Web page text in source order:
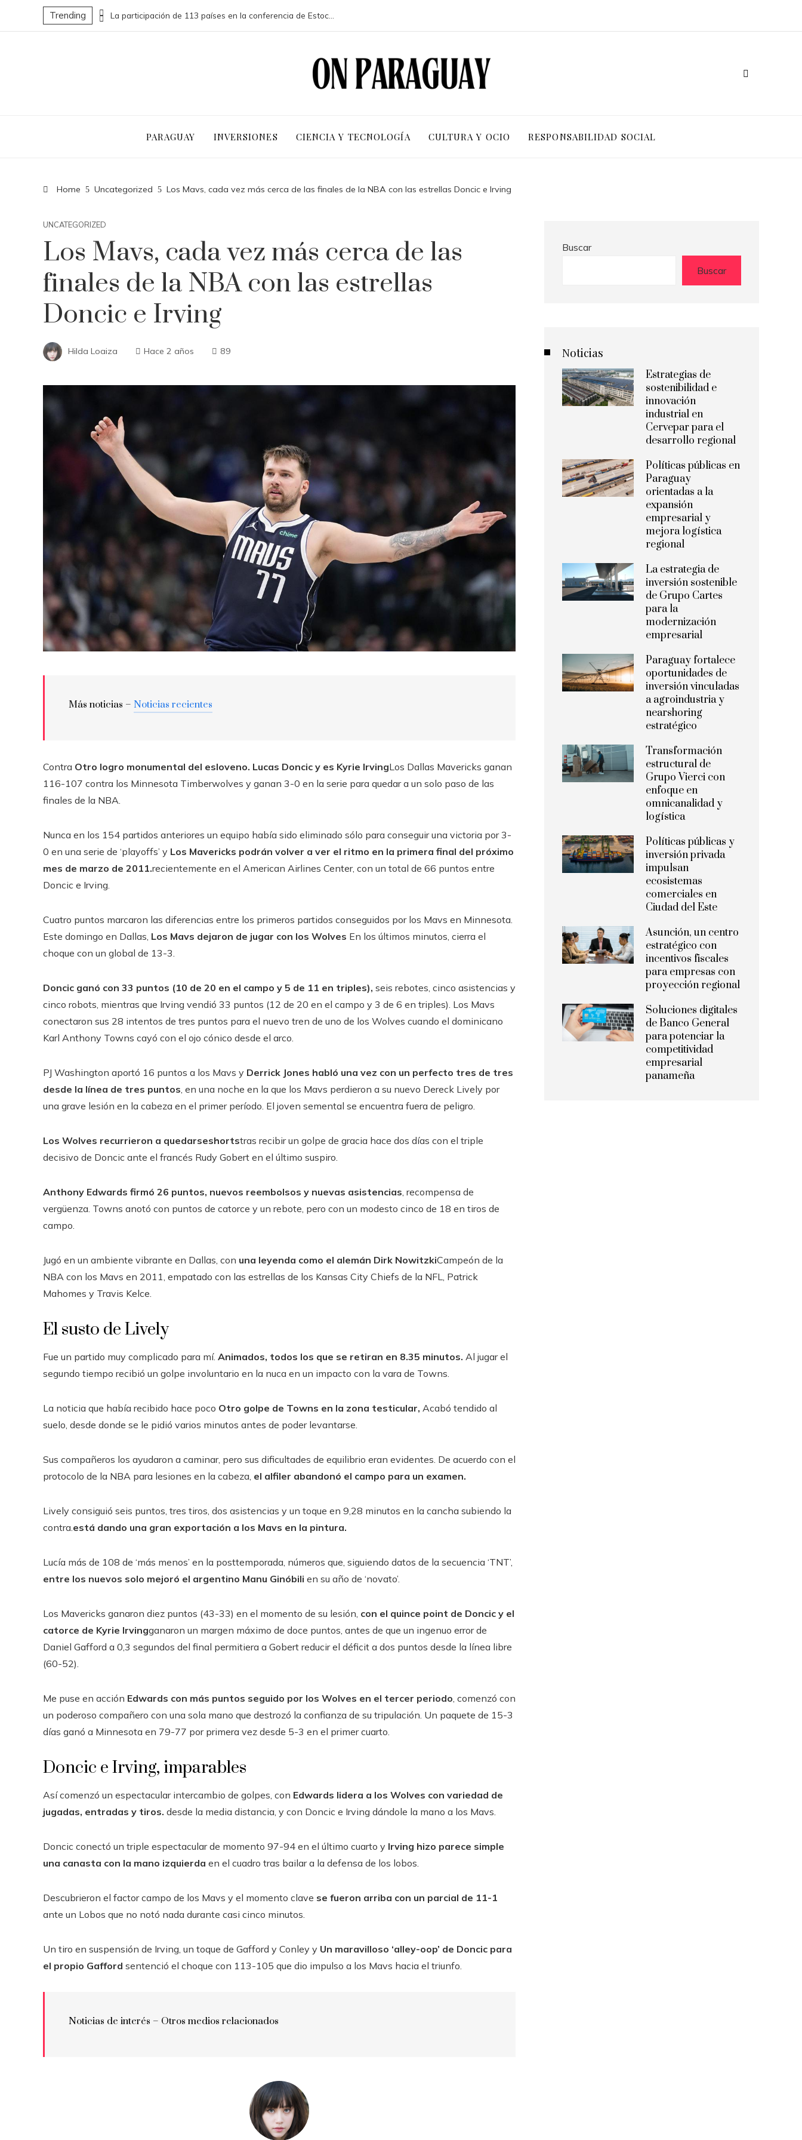
Trending Las 15 donaciones individuales más grandes que impulsaron cambios sociales significativos
PARAGUAY INVERSIONES CIENCIA Y TECNOLOGÍA CULTURA Y OCIO RESPONSABILIDAD SOCIAL
Home Uncategorized Los Mavs, cada vez más cerca de las finales de la NBA con las estrellas Doncic e Irving
UNCATEGORIZED
Los Mavs, cada vez más cerca de las
finales de la NBA con las estrellas
Doncic e Irving
Hilda Loaiza Hace 2 años 89
Más noticias – Noticias recientes
Contra Otro logro monumental del esloveno. Lucas Doncic y es Kyrie IrvingLos Dallas Mavericks ganan
116-107 contra los Minnesota Timberwolves y ganan 3-0 en la serie para quedar a un solo paso de las
finales de la NBA.
Nunca en los 154 partidos anteriores un equipo había sido eliminado sólo para conseguir una victoria por 3-
0 en una serie de ‘playoffs’ y Los Mavericks podrán volver a ver el ritmo en la primera final del próximo
mes de marzo de 2011.recientemente en el American Airlines Center, con un total de 66 puntos entre
Doncic e Irving.
Cuatro puntos marcaron las diferencias entre los primeros partidos conseguidos por los Mavs en Minnesota.
Este domingo en Dallas, Los Mavs dejaron de jugar con los Wolves En los últimos minutos, cierra el
choque con un global de 13-3.
Doncic ganó con 33 puntos (10 de 20 en el campo y 5 de 11 en triples), seis rebotes, cinco asistencias y
cinco robots, mientras que Irving vendió 33 puntos (12 de 20 en el campo y 3 de 6 en triples). Los Mavs
conectaron sus 28 intentos de tres puntos para el nuevo tren de uno de los Wolves cuando el dominicano
Karl Anthony Towns cayó con el ojo cónico desde el arco.
PJ Washington aportó 16 puntos a los Mavs y Derrick Jones habló una vez con un perfecto tres de tres
desde la línea de tres puntos , en una noche en la que los Mavs perdieron a su nuevo Dereck Lively por
una grave lesión en la cabeza en el primer período. El joven semental se encuentra fuera de peligro.
Los Wolves recurrieron a quedarseshortstras recibir un golpe de gracia hace dos días con el triple
decisivo de Doncic ante el francés Rudy Gobert en el último suspiro.
Anthony Edwards firmó 26 puntos, nuevos reembolsos y nuevas asistencias , recompensa de
vergüenza. Towns anotó con puntos de catorce y un rebote, pero con un modesto cinco de 18 en tiros de
campo.
Jugó en un ambiente vibrante en Dallas, con una leyenda como el alemán Dirk NowitzkiCampeón de la
NBA con los Mavs en 2011, empatado con las estrellas de los Kansas City Chiefs de la NFL, Patrick
Mahomes y Travis Kelce.
El susto de Lively
Fue un partido muy complicado para mí. Animados, todos los que se retiran en 8.35 minutos. Al jugar el
segundo tiempo recibió un golpe involuntario en la nuca en un impacto con la vara de Towns.
La noticia que había recibido hace poco Otro golpe de Towns en la zona testicular, Acabó tendido al
suelo, desde donde se le pidió varios minutos antes de poder levantarse.
Sus compañeros los ayudaron a caminar, pero sus dificultades de equilibrio eran evidentes. De acuerdo con el
protocolo de la NBA para lesiones en la cabeza, el alfiler abandonó el campo para un examen.
Lively consiguió seis puntos, tres tiros, dos asistencias y un toque en 9,28 minutos en la cancha subiendo la
contra. está dando una gran exportación a los Mavs en la pintura.
Lucía más de 108 de ‘más menos’ en la posttemporada, números que, siguiendo datos de la secuencia ‘TNT’,
entre los nuevos solo mejoró el argentino Manu Ginóbili en su año de ‘novato’.
Los Mavericks ganaron diez puntos (43-33) en el momento de su lesión, con el quince point de Doncic y el
catorce de Kyrie Irvingganaron un margen máximo de doce puntos, antes de que un ingenuo error de
Daniel Gafford a 0,3 segundos del final permitiera a Gobert reducir el déficit a dos puntos desde la línea libre
(60-52).
Me puse en acción Edwards con más puntos seguido por los Wolves en el tercer periodo , comenzó con
un poderoso compañero con una sola mano que destrozó la confianza de su tripulación. Un paquete de 15-3
días ganó a Minnesota en 79-77 por primera vez desde 5-3 en el primer cuarto.
Doncic e Irving, imparables
Así comenzó un espectacular intercambio de golpes, con Edwards lidera a los Wolves con variedad de
jugadas, entradas y tiros. desde la media distancia, y con Doncic e Irving dándole la mano a los Mavs.
Doncic conectó un triple espectacular de momento 97-94 en el último cuarto y Irving hizo parece simple
una canasta con la mano izquierda en el cuadro tras bailar a la defensa de los lobos.
Descubrieron el factor campo de los Mavs y el momento clave se fueron arriba con un parcial de 11-1
ante un Lobos que no notó nada durante casi cinco minutos.
Un tiro en suspensión de Irving, un toque de Gafford y Conley y Un maravilloso ‘alley-oop’ de Doncic para
el propio Gafford sentenció el choque con 113-105 que dio impulso a los Mavs hacia el triunfo.
Noticias de interés – Otros medios relacionados
Buscar
Buscar
Noticias
Estrategias de
sostenibilidad e
innovación
industrial en
Cervepar para el
desarrollo regional
Políticas públicas en
Paraguay
orientadas a la
expansión
empresarial y
mejora logística
regional
La estrategia de
inversión sostenible
de Grupo Cartes
para la
modernización
empresarial
Paraguay fortalece
oportunidades de
inversión vinculadas
a agroindustria y
nearshoring
estratégico
Transformación
estructural de
Grupo Vierci con
enfoque en
omnicanalidad y
logística
Políticas públicas y
inversión privada
impulsan
ecosistemas
comerciales en
Ciudad del Este
Asunción, un centro
estratégico con
incentivos fiscales
para empresas con
proyección regional
Soluciones digitales
de Banco General
para potenciar la
competitividad
empresarial
panameña